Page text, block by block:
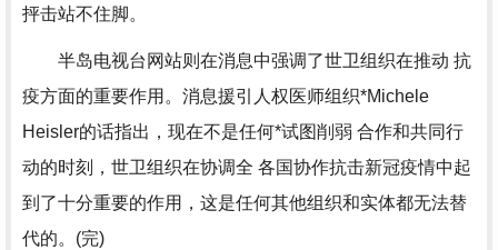
抨击站不住脚。
半岛电视台网站则在消息中强调了世卫组织在推动 抗
疫方面的重要作用。消息援引人权医师组织*Michele
Heisler的话指出，现在不是任何*试图削弱 合作和共同行
动的时刻，世卫组织在协调全 各国协作抗击新冠疫情中起
到了十分重要的作用，这是任何其他组织和实体都无法替
代的。(完)